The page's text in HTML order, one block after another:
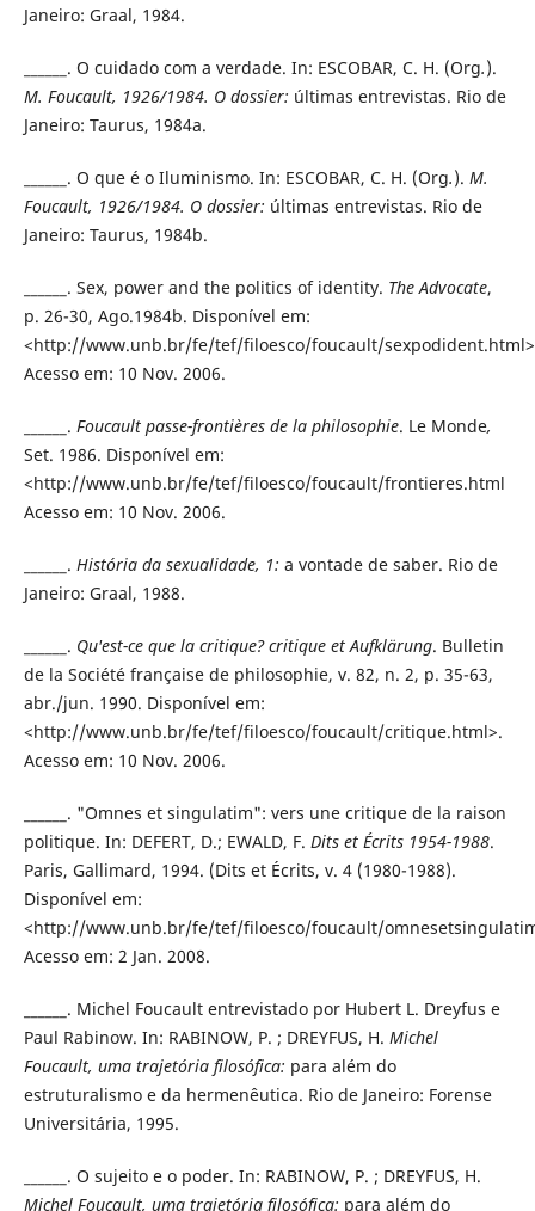
Janeiro: Graal, 1984.
______. O cuidado com a verdade. In: ESCOBAR, C. H. (Org.).
M. Foucault, 1926/1984. O dossier: últimas entrevistas. Rio de
Janeiro: Taurus, 1984a.
______. O que é o Iluminismo. In: ESCOBAR, C. H. (Org.). M.
Foucault, 1926/1984. O dossier: últimas entrevistas. Rio de
Janeiro: Taurus, 1984b.
______. Sex, power and the politics of identity. The Advocate,
p. 26-30, Ago.1984b. Disponível em:
<http://www.unb.br/fe/tef/filoesco/foucault/
Acesso em: 10 Nov. 2006.
______. Foucault passe-frontières de la philosophie. Le Monde,
Set. 1986. Disponível em:
<http://www.unb.br/fe/tef/filoesco/foucault/frontieres.html
Acesso em: 10 Nov. 2006.
______. História da sexualidade, 1: a vontade de saber. Rio de
Janeiro: Graal, 1988.
______. Qu'est-ce que la critique? critique et Aufklärung. Bulletin
de la Société française de philosophie, v. 82, n. 2, p. 35-63,
abr./jun. 1990. Disponível em:
<http://www.unb.br/fe/tef/filoesco/foucault/critique.html>.
Acesso em: 10 Nov. 2006.
______. "Omnes et singulatim": vers une critique de la raison
politique. In: DEFERT, D.; EWALD, F. Dits et Écrits 1954-1988.
Paris, Gallimard, 1994. (Dits et Écrits, v. 4 (1980-1988).
Disponível em:
<http://www.unb.br/fe/tef/filoesco/foucault/
Acesso em: 2 Jan. 2008.
______. Michel Foucault entrevistado por Hubert L. Dreyfus e
Paul Rabinow. In: RABINOW, P. ; DREYFUS, H. Michel
Foucault, uma trajetória filosófica: para além do
estruturalismo e da hermenêutica. Rio de Janeiro: Forense
Universitária, 1995.
______. O sujeito e o poder. In: RABINOW, P. ; DREYFUS, H.
Michel Foucault, uma trajetória filosófica: para além do